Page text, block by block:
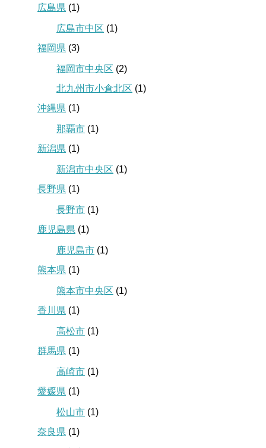
広島県 (1)
広島市中区 (1)
福岡県 (3)
福岡市中央区 (2)
北九州市小倉北区 (1)
沖縄県 (1)
那覇市 (1)
新潟県 (1)
新潟市中央区 (1)
長野県 (1)
長野市 (1)
鹿児島県 (1)
鹿児島市 (1)
熊本県 (1)
熊本市中央区 (1)
香川県 (1)
高松市 (1)
群馬県 (1)
高崎市 (1)
愛媛県 (1)
松山市 (1)
奈良県 (1)